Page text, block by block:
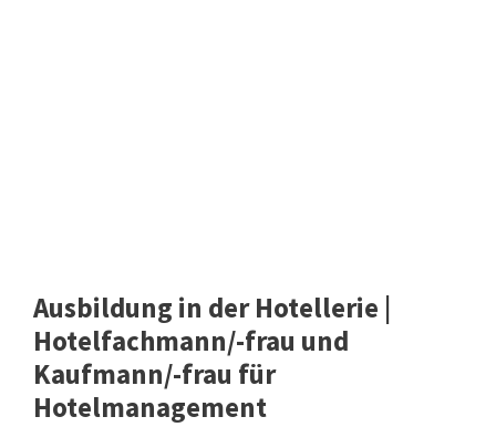
Ausbildung in der Hotellerie |
Hotelfachmann/-frau und
Kaufmann/-frau für
Hotelmanagement